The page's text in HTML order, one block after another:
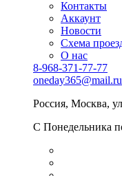
Контакты
Аккаунт
Новости
Схема
О нас
8-968-371-77-77
oneday365@mail.ru
Россия, Москва,
С Понедельника